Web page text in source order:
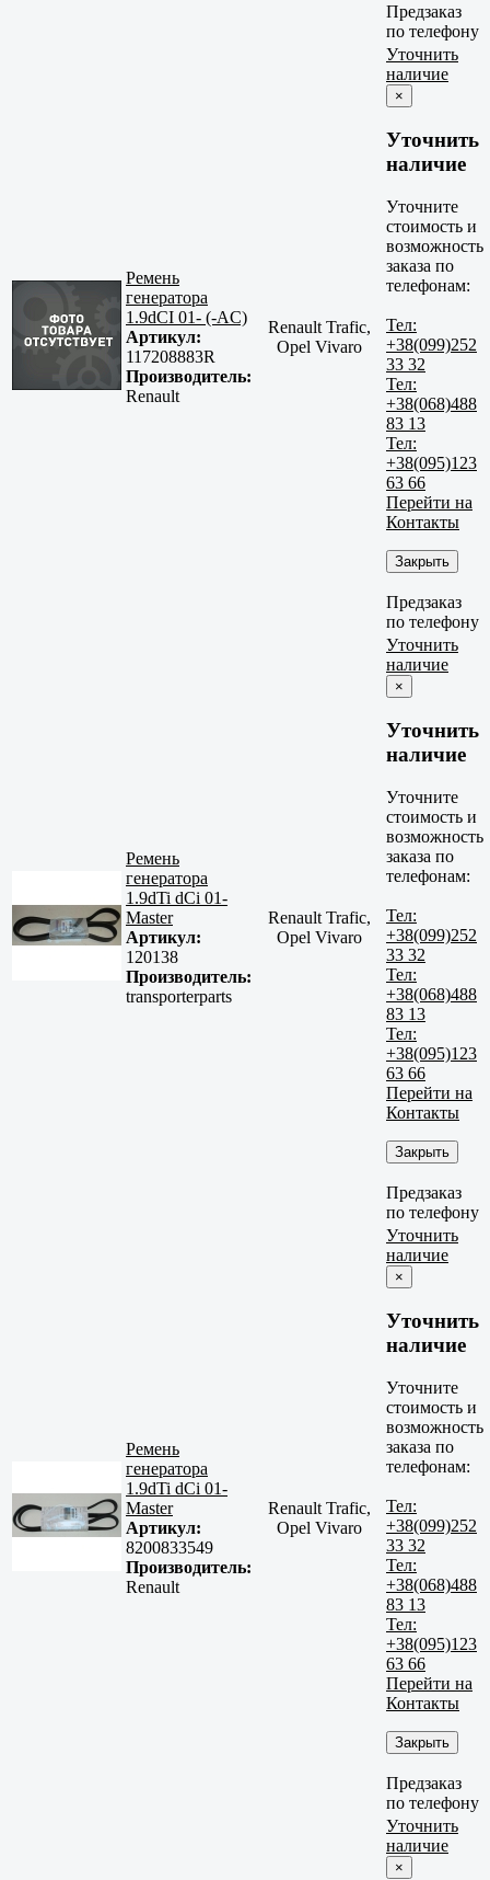
Предзаказ
по телефону
Ремень
генератора
1.9dCI 01- (-AC)
Артикул:
117208883R
Производитель:
Renault
Renault Trafic,
Opel Vivaro
Уточнить
наличие
×
Уточнить
наличие
Уточните
стоимость и
возможность
заказа по
телефонам:
Тел:
+38(099)252
33 32
Тел:
+38(068)488
83 13
Тел:
+38(095)123
63 66
Перейти на
Контакты
Закрыть
Предзаказ
по телефону
Ремень
генератора
1.9dTi dCi 01-
Master
Артикул:
120138
Производитель:
transporterparts
Renault Trafic,
Opel Vivaro
Уточнить
наличие
×
Уточнить
наличие
Уточните
стоимость и
возможность
заказа по
телефонам:
Тел:
+38(099)252
33 32
Тел:
+38(068)488
83 13
Тел:
+38(095)123
63 66
Перейти на
Контакты
Закрыть
Предзаказ
по телефону
Ремень
генератора
1.9dTi dCi 01-
Master
Артикул:
8200833549
Производитель:
Renault
Renault Trafic,
Opel Vivaro
Уточнить
наличие
×
Уточнить
наличие
Уточните
стоимость и
возможность
заказа по
телефонам:
Тел:
+38(099)252
33 32
Тел:
+38(068)488
83 13
Тел:
+38(095)123
63 66
Перейти на
Контакты
Закрыть
Предзаказ
по телефону
Уточнить
наличие
×